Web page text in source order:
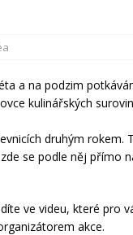
a na podzim
kulinářských
druhým rokem.
se podle něj přímo
ve videu, které pro
akce.